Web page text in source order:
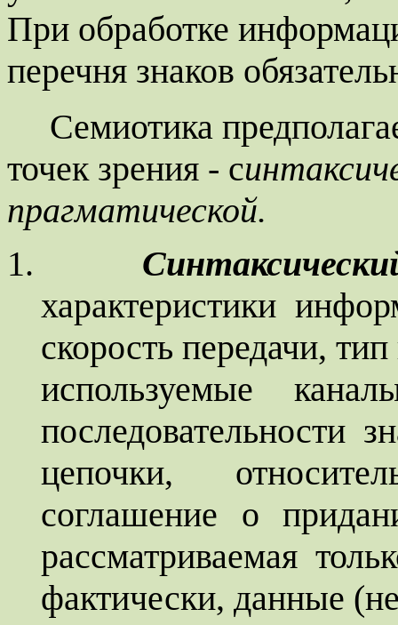
При обработке
перечня знаков
Семиотика
точек зрения - с
прагматической.
1.
характеристики
скорость передачи,
используемые
последовательности
цепочки,
соглашение о
рассматриваемая
фактически, данные